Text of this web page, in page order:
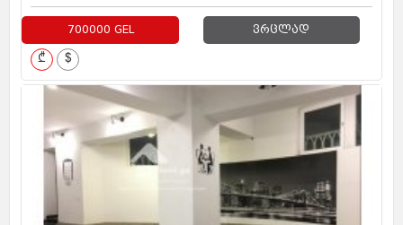
700000 GEL ვრცლად
₾ $